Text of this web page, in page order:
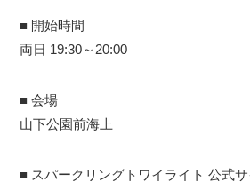
■ 開始時間
両日 19:30～20:00
■ 会場
山下公園前海上
■ スパークリングトワイライト 公式サ